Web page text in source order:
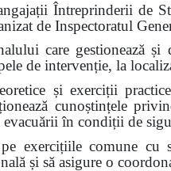
Întreprinderii de
de Inspectoratul
care gestionează
de intervenție, la
și exerciții
cunoștințele
în condiții de
exercițiile comune
și să asigure o